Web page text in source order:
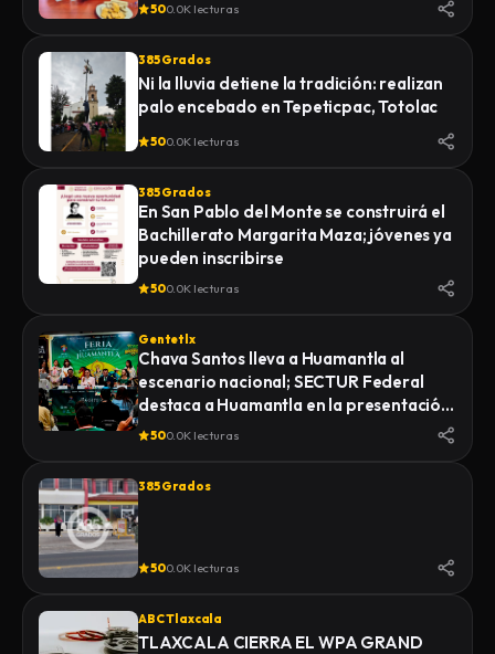
500.0K lecturas
385 Grados
Ni la lluvia detiene la tradición: realizan
palo encebado en Tepeticpac, Totolac
500.0K lecturas
385 Grados
En San Pablo del Monte se construirá el
Bachillerato Margarita Maza; jóvenes ya
pueden inscribirse
500.0K lecturas
Gentetlx
Chava Santos lleva a Huamantla al
escenario nacional; SECTUR Federal
destaca a Huamantla en la presentación
de su feria 2026
500.0K lecturas
385 Grados
500.0K lecturas
ABC Tlaxcala
TLAXCALA CIERRA EL WPA GRAND